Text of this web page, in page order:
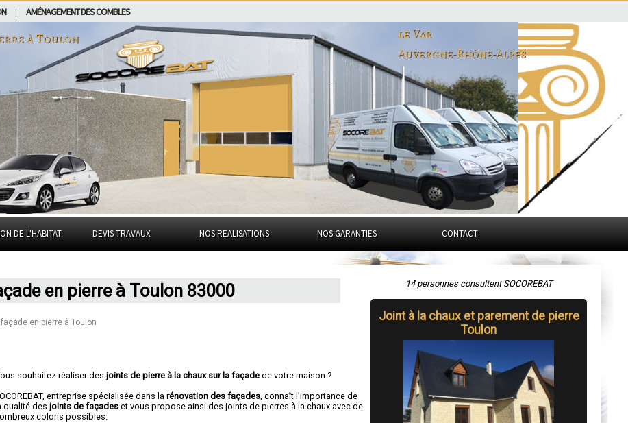
AMÉNAGEMENT DES COMBLES
àToulon
le Var
Auvergne-Rhône-Alpes
DE L'HABITAT DEVIS TRAVAUX NOS REALISATIONS NOS GARANTIES CONTACT
en pierre à Toulon 83000
en pierre à Toulon
souhaitez réaliser desjoints de pierre à la chaux sur la façade de votre maison ?
entreprise spécialisée dans larénovation des façades , connaît l’importance de
qualité desjoints de façades et vous propose ainsi des joints de pierres à la chaux avec de
coloris possibles.
14 personnes consultent SOCOREBAT
Joint à la chaux et parement de pierre
Toulon